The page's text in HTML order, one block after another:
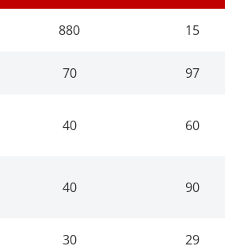
880 15
70 97
40 60
40 90
30 29